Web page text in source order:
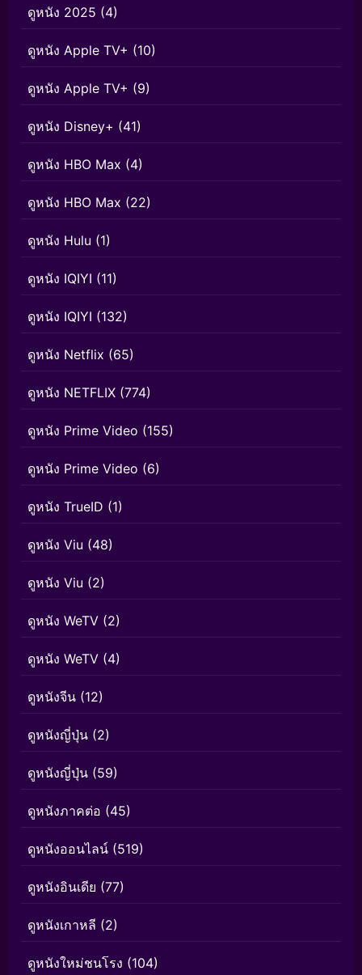
ดูหนัง 2025 (4)
ดูหนัง Apple TV+ (10)
ดูหนัง Apple TV+ (9)
ดูหนัง Disney+ (41)
ดูหนัง HBO Max (4)
ดูหนัง HBO Max (22)
ดูหนัง Hulu (1)
ดูหนัง IQIYI (11)
ดูหนัง IQIYI (132)
ดูหนัง Netflix (65)
ดูหนัง NETFLIX (774)
ดูหนัง Prime Video (155)
ดูหนัง Prime Video (6)
ดูหนัง TrueID (1)
ดูหนัง Viu (48)
ดูหนัง Viu (2)
ดูหนัง WeTV (2)
ดูหนัง WeTV (4)
ดูหนังจีน (12)
ดูหนังญี่ปุ่น (2)
ดูหนังญี่ปุ่น (59)
ดูหนังภาคต่อ (45)
ดูหนังออนไลน์ (519)
ดูหนังอินเดีย (77)
ดูหนังเกาหลี (2)
ดูหนังใหม่ชนโรง (104)